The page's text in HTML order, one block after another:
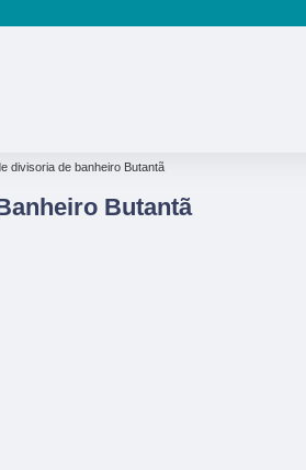
divisoria de banheiro Butantã
Butantã